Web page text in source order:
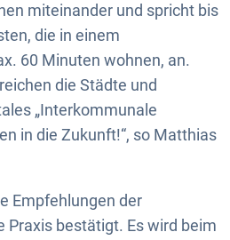
miteinander und spricht bis
die in einem
60 Minuten wohnen, an.
die Städte und
„Interkommunale
in die Zukunft!“, so Matthias
Empfehlungen der
Praxis bestätigt. Es wird beim